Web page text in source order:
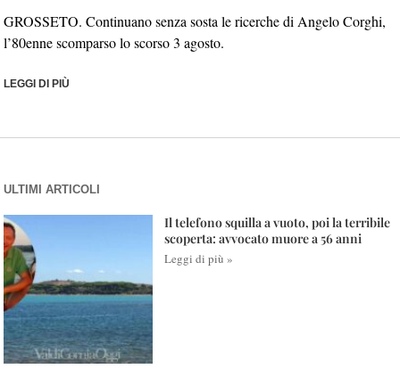
GROSSETO. Continuano senza sosta le ricerche di Angelo Corghi,
l’80enne scomparso lo scorso 3 agosto.
LEGGI DI PIÙ
ULTIMI ARTICOLI
Il telefono squilla a vuoto, poi la terribile
scoperta: avvocato muore a 56 anni
Leggi di più »